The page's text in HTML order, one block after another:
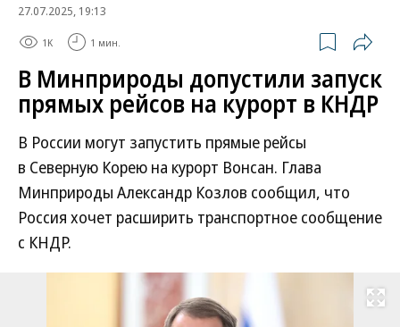
27.07.2025, 19:13
1K 1 мин.
В Минприроды допустили запуск
прямых рейсов на курорт в КНДР
В России могут запустить прямые рейсы
в Северную Корею на курорт Вонсан. Глава
Минприроды Александр Козлов сообщил, что
Россия хочет расширить транспортное сообщение
с КНДР.
Развернуть